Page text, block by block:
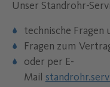
Unser Standrohr-
technische Fragen
Fragen zum
oder per E-
Mail